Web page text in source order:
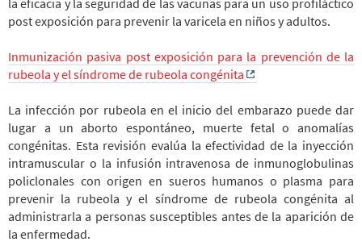
la eficacia y la seguridad de las vacunas para un uso profiláctico
post exposición para prevenir la varicela en niños y adultos.
Inmunización pasiva post exposición para la prevención de la
rubeola y el síndrome de rubeola congénita
La infección por rubeola en el inicio del embarazo puede dar
lugar a un aborto espontáneo, muerte fetal o anomalías
congénitas. Esta revisión evalúa la efectividad de la inyección
intramuscular o la infusión intravenosa de inmunoglobulinas
policlonales con origen en sueros humanos o plasma para
prevenir la rubeola y el síndrome de rubeola congénita al
administrarla a personas susceptibles antes de la aparición de
la enfermedad.